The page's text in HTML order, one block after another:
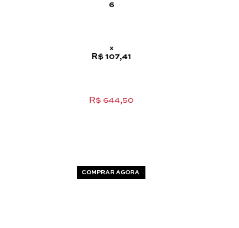
6
x
R$ 107,41
R$ 644,50
COMPRAR AGORA